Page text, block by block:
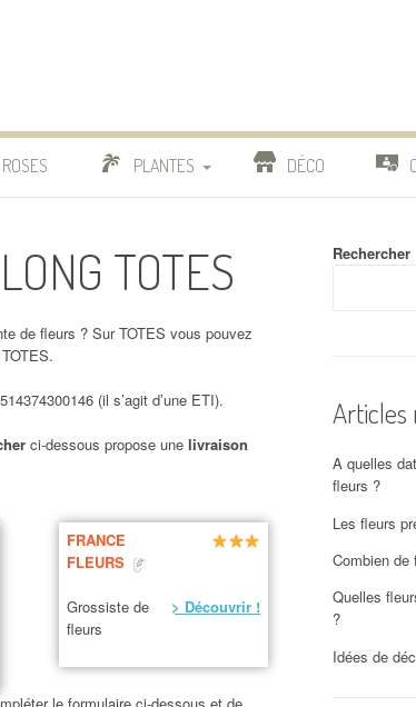
ROSES PLANTES
BONSAI
DÉCO
TOTES
de fleurs ? Sur TOTES vous pouvez
(il s’agit d’une ETI).
ci-dessous propose une livraison
FRANCE
FLEURS
Grossiste de
fleurs
> Découvrir !
Rechercher
Articles
A quelles
fleurs ?
Les fleurs
Combien
Quelles
?
Idées de